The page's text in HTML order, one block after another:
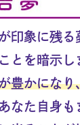
印象に残る
とを暗示し
豊かになり
なた自身も